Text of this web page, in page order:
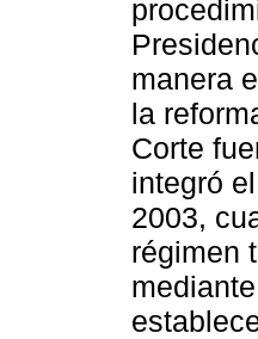
manera
la
Corte
integró
2003,
régimen